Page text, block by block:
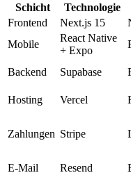
Schicht Technologie
Frontend
Next.js 15
Mobile
React Native
+ Expo
Backend Supabase
Hosting
Vercel
Zahlungen Stripe
E-Mail
Resend